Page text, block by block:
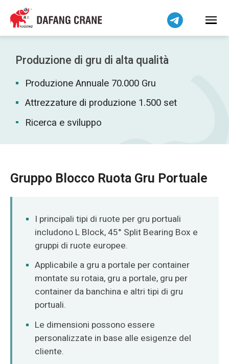
Produzione di gru di alta qualità
Produzione Annuale 70.000 Gru
Attrezzature di produzione 1.500 set
Ricerca e sviluppo
Gruppo Blocco Ruota Gru Portuale
I principali tipi di ruote per gru portuali
includono L Block, 45° Split Bearing Box e
gruppi di ruote europee.
Applicabile a gru a portale per container
montate su rotaia, gru a portale, gru per
container da banchina e altri tipi di gru
portuali.
Le dimensioni possono essere
personalizzate in base alle esigenze del
cliente.
Bahasa Indonesia
Bahasa Melayu
Tiếng Việt
简体中文
فارسی
Pilipino
اردو
Kiswahili
Dansk
Norsk
O‘zbekcha